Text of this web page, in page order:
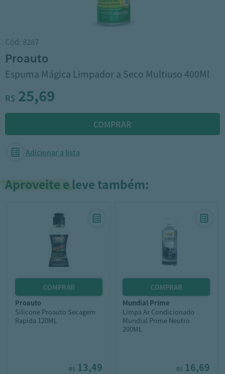
Cód: 8287
proauto
Espuma Mágica Limpador a Seco Multiuso 400Ml
R$ 25,69
Adicionar a lista
Aproveite e leve também:
proauto
Silicone Proauto Secagem
Rapida 120ML
R$ 13,49
mundial prime
Limpa Ar Condicionado
Mundial Prime Neutro
200ML
R$ 16,69